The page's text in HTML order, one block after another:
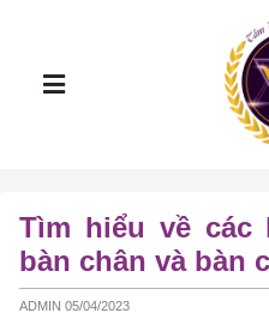
Tìm hiểu về
bàn chân và bàn
ADMIN 05/04/2023